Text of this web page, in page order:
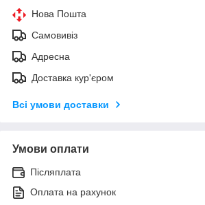
Нова Пошта
Самовивіз
Адресна
Доставка кур'єром
Всі умови доставки
Умови оплати
Післяплата
Оплата на рахунок